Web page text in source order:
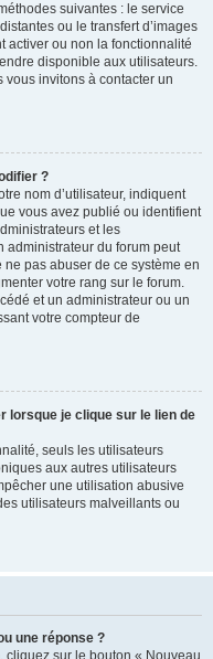
suivantes : le service
ou le transfert d’images
activer ou non la fonctionnalité
disponible aux utilisateurs.
vous invitons à contacter un
?
nom d’utilisateur, indiquent
vous avez publié ou identifient
et les
administrateur du forum peut
pas abuser de ce système en
votre rang sur le forum.
et un administrateur ou un
votre compteur de
lorsque je clique sur le lien de
seuls les utilisateurs
aux autres utilisateurs
une utilisation abusive
utilisateurs malveillants ou
une réponse ?
cliquez sur le bouton « Nouveau